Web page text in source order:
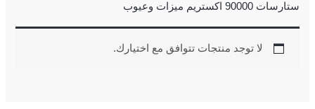
ستارسات 90000 اكستريم ميزات وعيوب
لا توجد منتجات تتوافق مع اختيارك.